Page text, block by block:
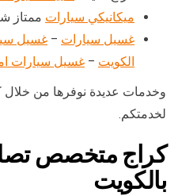
ميكانيكي سيارات ممتاز
غسيل سيارات – غسيل
الكويت – غسيل سيارات
لخدمتكم.
كراج متخصص
بالكويت